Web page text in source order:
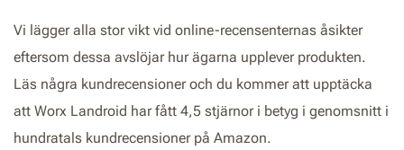
Vi lägger alla stor vikt vid online-recensenternas åsikter
eftersom dessa avslöjar hur ägarna upplever produkten.
Läs några kundrecensioner och du kommer att upptäcka
att Worx Landroid har fått 4,5 stjärnor i betyg i genomsnitt i
hundratals kundrecensioner på Amazon.